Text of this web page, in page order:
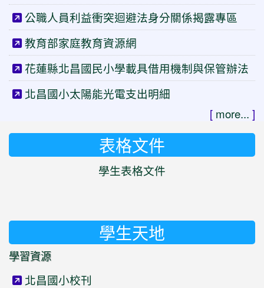
公職人員利益衝突迴避法身分關係揭露專區
教育部家庭教育資源網
花蓮縣北昌國民小學載具借用機制與保管辦法
北昌國小太陽能光電支出明細
[ more... ]
表格文件
學生表格文件
學生天地
學習資源
北昌國小校刊